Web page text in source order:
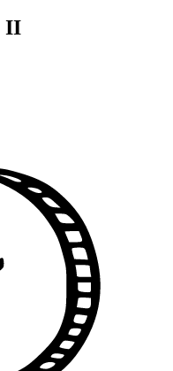
II